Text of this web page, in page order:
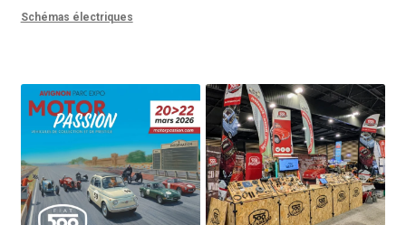
Schémas électriques